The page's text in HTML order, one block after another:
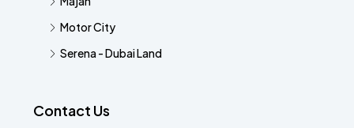
Motor City
Serena - Dubai Land
Contact Us